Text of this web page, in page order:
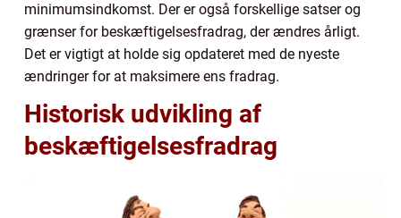
minimumsindkomst. Der er også forskellige satser og
grænser for beskæftigelsesfradrag, der ændres årligt.
Det er vigtigt at holde sig opdateret med de nyeste
ændringer for at maksimere ens fradrag.
Historisk udvikling af
beskæftigelsesfradrag